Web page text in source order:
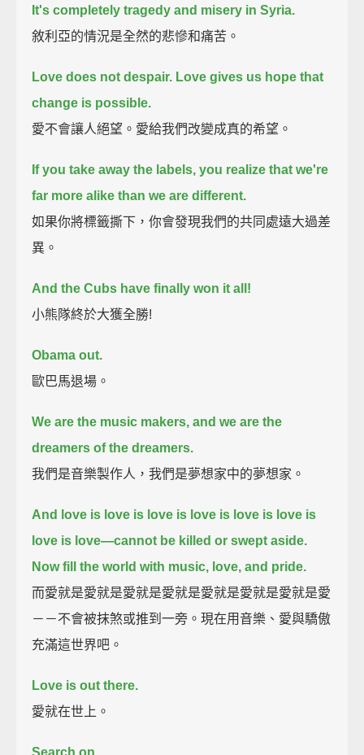
It's completely tragedy and misery in Syria.
敘利亞的情況是全然的悲慘和痛苦。
Love does not despair. Love gives us hope that
change is possible.
愛不會讓人絕望。愛給我們改變成真的希望。
If you take away the labels, you realize that we're
far more alike than we are different.
如果你將標籤撕下，你會發現我們的共同處遠大過差
異。
And the Cubs have finally won it all!
小熊隊終於大獲全勝!
Obama out.
歐巴馬退場。
We are the music makers, and we are the
dreamers of the dreamers.
我們是音樂製作人，我們是夢想家中的夢想家。
And love is love is love is love is love is love is
love is love—cannot be killed or swept aside.
Now fill the world with music, love, and pride.
而愛就是愛就是愛就是愛就是愛就是愛就是愛就是愛
－－不會被抹煞或推到一旁。現在用音樂、愛與驕傲
充滿這世界吧。
Love is out there.
愛就在世上。
Search on.